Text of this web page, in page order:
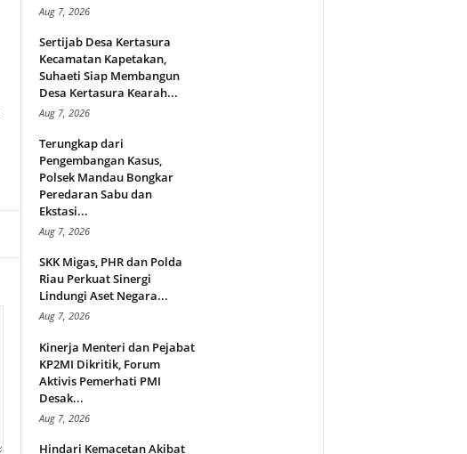
Aug 7, 2026
Sertijab Desa Kertasura
Kecamatan Kapetakan,
Suhaeti Siap Membangun
Desa Kertasura Kearah...
Aug 7, 2026
Terungkap dari
Pengembangan Kasus,
Polsek Mandau Bongkar
Peredaran Sabu dan
Ekstasi...
Aug 7, 2026
SKK Migas, PHR dan Polda
Riau Perkuat Sinergi
Lindungi Aset Negara...
Aug 7, 2026
Kinerja Menteri dan Pejabat
KP2MI Dikritik, Forum
Aktivis Pemerhati PMI
Desak...
Aug 7, 2026
Hindari Kemacetan Akibat